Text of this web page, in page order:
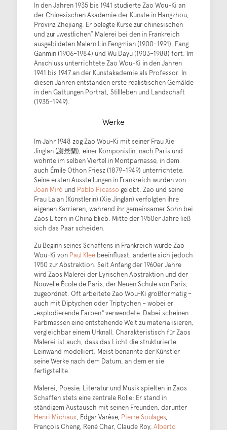
In den Jahren 1935 bis 1941 studierte Zao Wou-Ki an
der Chinesischen Akademie der Künste in Hangzhou,
Provinz Zhejiang. Er belegte Kurse zur chinesischen
und zur „westlichen“ Malerei bei den in Frankreich
ausgebildeten Malern Lin Fengmian (1900–1991), Fang
Ganmin (1906–1984) und Wu Dayu (1903–1988) fort. Im
Anschluss unterrichtete Zao Wou-Ki in den Jahren
1941 bis 1947 an der Kunstakademie als Professor. In
diesen Jahren entstanden erste realistischen Gemälde
in den Gattungen Porträt, Stillleben und Landschaft
(1935–1949).
Werke
Im Jahr 1948 zog Zao Wou-Ki mit seiner Frau Xie
Jinglan (謝景蘭), einer Komponistin, nach Paris und
wohnte im selben Viertel in Montparnasse, in dem
auch Émile Othon Friesz (1879–1949) unterrichtete.
Seine ersten Ausstellungen in Frankreich wurden von
Joan Miró und Pablo Picasso gelobt. Zao und seine
Frau Lalan (Künstlerin) (Xie Jinglan) verfolgten ihre
eigenen Karrieren, während ihr gemeinsamer Sohn bei
Zaos Eltern in China blieb. Mitte der 1950er Jahre ließ
sich das Paar scheiden.
Zu Beginn seines Schaffens in Frankreich wurde Zao
Wou-Ki von Paul Kleebeeinflusst, änderte sich jedoch
1950 zur Abstraktion. Seit Anfang der 1960er Jahre
wird Zaos Malerei der Lyrischen Abstraktion und der
Nouvelle École de Paris, der Neuen Schule von Paris,
zugeordnet. Oft arbeitete Zao Wou-Ki großformatig –
auch mit Diptychen oder Triptychen – wobei er
„explodierende Farben“ verwendete. Dabei scheinen
Farbmassen eine entstehende Welt zu materialisieren,
vergleichbar einem Urknall. Charakteristisch für Zaos
Malerei ist auch, dass das Licht die strukturierte
Leinwand modelliert. Meist benannte der Künstler
seine Werke nach dem Datum, an dem er sie
fertigstellte.
Malerei, Poesie, Literatur und Musik spielten in Zaos
Schaffen stets eine zentrale Rolle: Er stand in
ständigem Austausch mit seinen Freunden, darunter
Henri Michaux, Edgar Varèse, Pierre Soulages,
François Cheng, René Char, Claude Roy, Alberto